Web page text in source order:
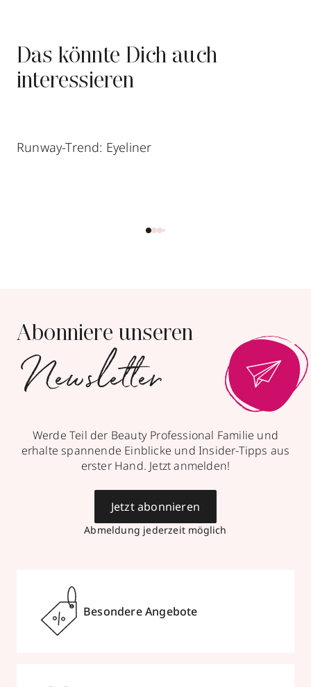
Das könnte Dich auch
interessieren
Runway-Trend: Eyeliner
Abonniere unseren
Newsletter
Werde Teil der Beauty Professional Familie und
erhalte spannende Einblicke und Insider-Tipps aus
erster Hand. Jetzt anmelden!
Abmeldung jederzeit möglich
Jetzt abonnieren
Besondere Angebote